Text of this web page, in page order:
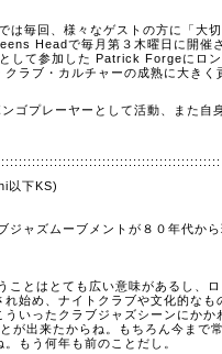
毎回、様々なゲストの方に「大
Headで毎月第３木曜日に開
て参加した Patrick Forgeにロ
ラブ・カルチャーの成熟に大き
ゴプレーヤーとして活動、また
以下KS)
ジャズムーブメントが８０年代か
ことはとても広い意味があるし、
始め、ナイトクラブや文化的な
いったクラブジャズシーンにか
が出来たからね。もちろん今まで
もう何年も前のことだし。